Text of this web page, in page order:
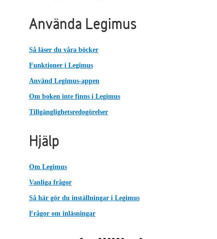
Använda Legimus
Så läser du våra böcker
Funktioner i Legimus
Använd Legimus-appen
Om boken inte finns i Legimus
Tillgänglighetsredogörelser
Hjälp
Om Legimus
Vanliga frågor
Så här gör du inställningar i Legimus
Frågor om inläsningar